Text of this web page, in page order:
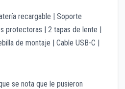
recargable | Soporte
protectoras | 2 tapas de lente |
de montaje | Cable USB-C |
se nota que le pusieron